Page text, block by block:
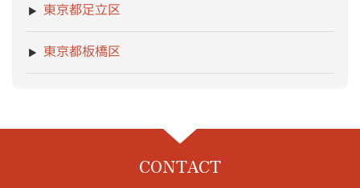
東京都足立区
東京都板橋区
CONTACT